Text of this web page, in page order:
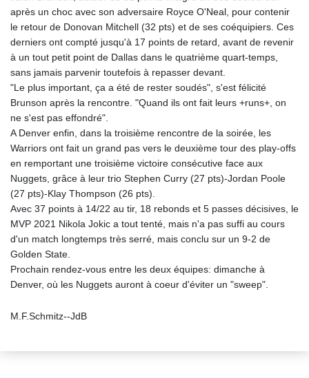
après un choc avec son adversaire Royce O'Neal, pour contenir
le retour de Donovan Mitchell (32 pts) et de ses coéquipiers. Ces
derniers ont compté jusqu'à 17 points de retard, avant de revenir
à un tout petit point de Dallas dans le quatrième quart-temps,
sans jamais parvenir toutefois à repasser devant.
"Le plus important, ça a été de rester soudés", s'est félicité
Brunson après la rencontre. "Quand ils ont fait leurs +runs+, on
ne s'est pas effondré".
A Denver enfin, dans la troisième rencontre de la soirée, les
Warriors ont fait un grand pas vers le deuxième tour des play-offs
en remportant une troisième victoire consécutive face aux
Nuggets, grâce à leur trio Stephen Curry (27 pts)-Jordan Poole
(27 pts)-Klay Thompson (26 pts).
Avec 37 points à 14/22 au tir, 18 rebonds et 5 passes décisives, le
MVP 2021 Nikola Jokic a tout tenté, mais n'a pas suffi au cours
d'un match longtemps très serré, mais conclu sur un 9-2 de
Golden State.
Prochain rendez-vous entre les deux équipes: dimanche à
Denver, où les Nuggets auront à coeur d'éviter un "sweep".
M.F.Schmitz--JdB